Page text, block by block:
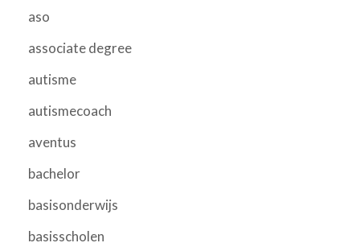
aso
associate degree
autisme
autismecoach
aventus
bachelor
basisonderwijs
basisscholen